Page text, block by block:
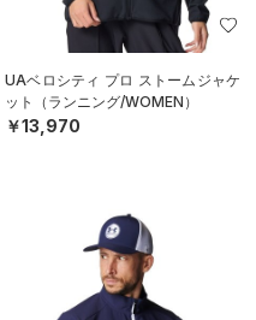
UAベロシティ プロ ストームジャケ
ット（ランニング/WOMEN）
￥13,970